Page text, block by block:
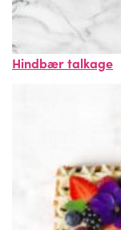
Hindbær talkage